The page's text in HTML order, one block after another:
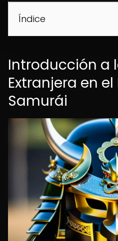
Índice
Introducción a
Extranjera en
Samurái